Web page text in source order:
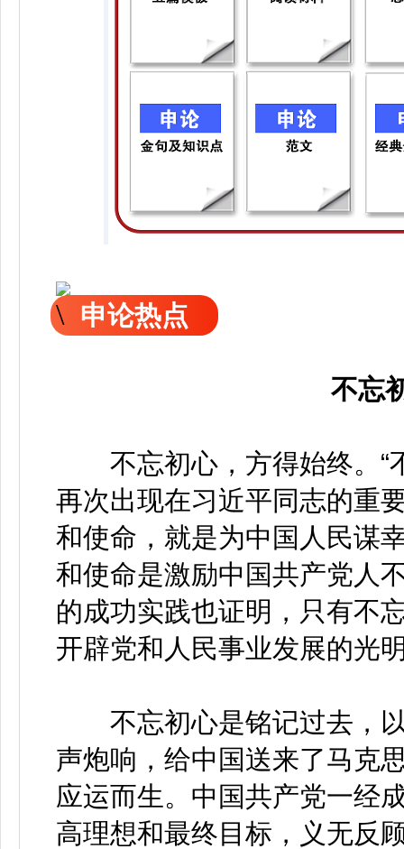
申论热点
不忘
不忘初心，方得始终。“
再次出现在习近平同志的重
和使命，就是为中国人民谋
和使命是激励中国共产党人
的成功实践也证明，只有不
开辟党和人民事业发展的光
不忘初心是铭记过去，以
声炮响，给中国送来了马克
应运而生。中国共产党一经
高理想和最终目标，义无反